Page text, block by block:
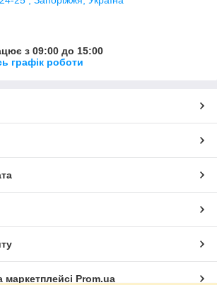
з 09:00 до 15:00
графік роботи
маркетплейсі Prom.ua